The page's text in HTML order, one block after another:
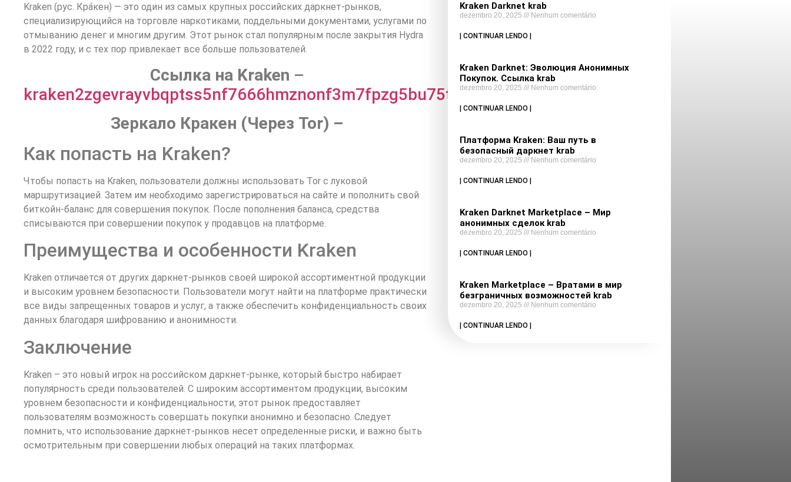
Kraken (рус. Кра́кен) — это один из самых крупных российских даркнет-рынков,
специализирующийся на торговле наркотиками, поддельными документами, услугами по
отмыванию денег и многим другим. Этот рынок стал популярным после закрытия Hydra
в 2022 году, и с тех пор привлекает все больше пользователей.
Cсылка на Kraken –
kraken2zgevrayvbqptss5nf7666hmznonf3m7fpzg5bu75txmbxfcqd.onion
Зеркало Кракен (Через Tor) –
Как попасть на Kraken?
Чтобы попасть на Kraken, пользователи должны использовать Tor с луковой
маршрутизацией. Затем им необходимо зарегистрироваться на сайте и пополнить свой
биткойн-баланс для совершения покупок. После пополнения баланса, средства
списываются при совершении покупок у продавцов на платформе.
Преимущества и особенности Kraken
Kraken отличается от других даркнет-рынков своей широкой ассортиментной продукции
и высоким уровнем безопасности. Пользователи могут найти на платформе практически
все виды запрещенных товаров и услуг, а также обеспечить конфиденциальность своих
данных благодаря шифрованию и анонимности.
Заключение
Kraken – это новый игрок на российском даркнет-рынке, который быстро набирает
популярность среди пользователей. С широким ассортиментом продукции, высоким
уровнем безопасности и конфиденциальности, этот рынок предоставляет
пользователям возможность совершать покупки анонимно и безопасно. Следует
помнить, что использование даркнет-рынков несет определенные риски, и важно быть
осмотрительным при совершении любых операций на таких платформах.
Kraken Darknet krab
dezembro 20, 2025 Nenhum comentário
| CONTINUAR LENDO |
Kraken Darknet: Эволюция Анонимных
Покупок. Ссылка krab
dezembro 20, 2025 Nenhum comentário
| CONTINUAR LENDO |
Платформа Kraken: Ваш путь в
безопасный даркнет krab
dezembro 20, 2025 Nenhum comentário
| CONTINUAR LENDO |
Kraken Darknet Marketplace – Мир
анонимных сделок krab
dezembro 20, 2025 Nenhum comentário
| CONTINUAR LENDO |
Kraken Marketplace – Вратами в мир
безграничных возможностей krab
dezembro 20, 2025 Nenhum comentário
| CONTINUAR LENDO |